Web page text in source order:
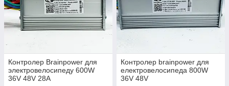
Контролер Brainpower для
электровелосипеду 600W
36V 48V 28А
Контролер brainpower для
електровелосипеда 800W
36V 48V